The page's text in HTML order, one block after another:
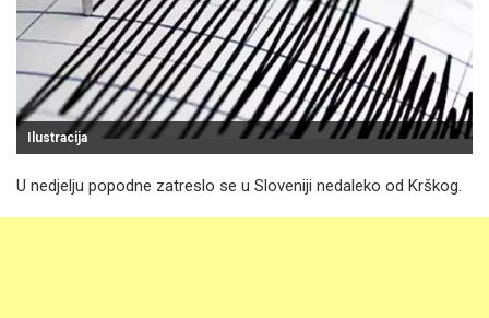
Ilustracija
U nedjelju popodne zatreslo se u Sloveniji nedaleko od Krškog.